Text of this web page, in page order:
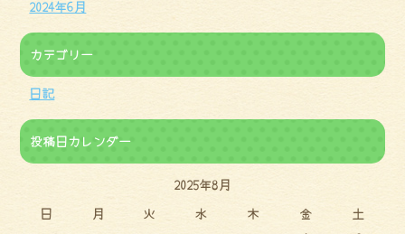
2024年6月
カテゴリー
日記
投稿日カレンダー
2025年8月
日
月 火 水 木 金
土